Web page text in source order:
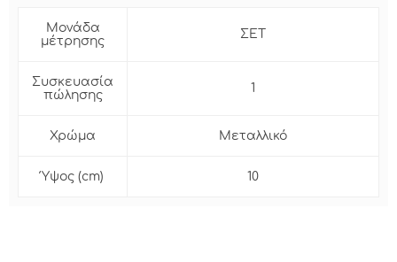
Μονάδα
μέτρησης
ΣΕΤ
Συσκευασία
πώλησης
1
Χρώμα Μεταλλικό
Ύψος (cm) 10